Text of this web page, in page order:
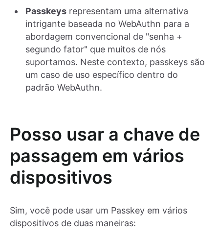
Passkeys representam uma alternativa
intrigante baseada no WebAuthn para a
abordagem convencional de "senha +
segundo fator" que muitos de nós
suportamos. Neste contexto, passkeys são
um caso de uso específico dentro do
padrão WebAuthn.
Posso usar a chave de
passagem em vários
dispositivos
Sim, você pode usar um Passkey em vários
dispositivos de duas maneiras: